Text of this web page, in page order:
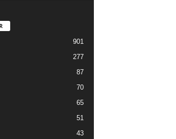
901
277
87
70
65
51
43